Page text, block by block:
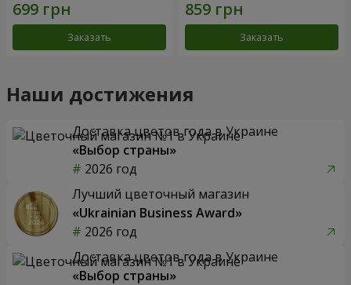
Заказать Заказать
Наши достижения
Доставка цветов года в Украине
«Выбор страны»
2026 год
Лучший цветочный магазин
«Ukrainian Business Award»
2026 год
Доставка цветов года в Украине
«Выбор страны»